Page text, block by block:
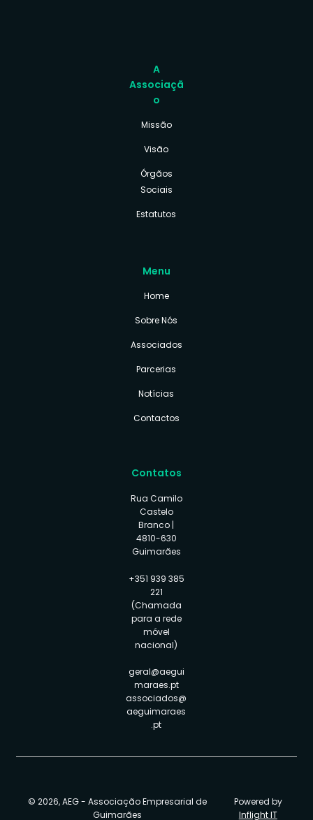
A
Associaçã
o
Missão
Visão
Órgãos
Sociais
Estatutos
Menu
Home
Sobre Nós
Associados
Parcerias
Notícias
Contactos
Contatos
Rua Camilo
Castelo
Branco |
4810-630
Guimarães
+351 939 385
221
(Chamada
para a rede
móvel
nacional)
geral@aegui
maraes.pt
associados@
aeguimaraes
.pt
© 2026, AEG - Associação Empresarial de
Guimarães
Powered by
Inflight IT